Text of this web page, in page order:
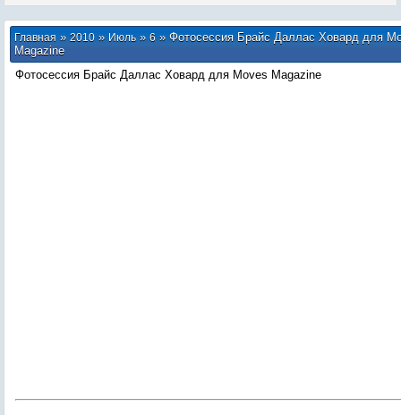
Главная»2010 » Июль » 6» Фотосессия Брайс Даллас Ховард для
Magazine
Фотосессия Брайс Даллас Ховард для Moves Magazine